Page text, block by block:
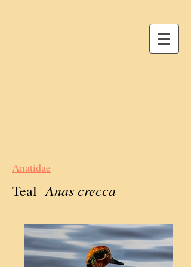
Anatidae
TealAnas crecca